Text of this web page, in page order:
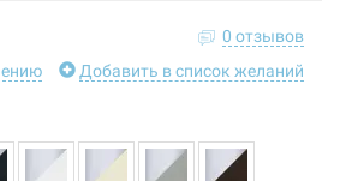
0 отзывов
Добавить в список желаний